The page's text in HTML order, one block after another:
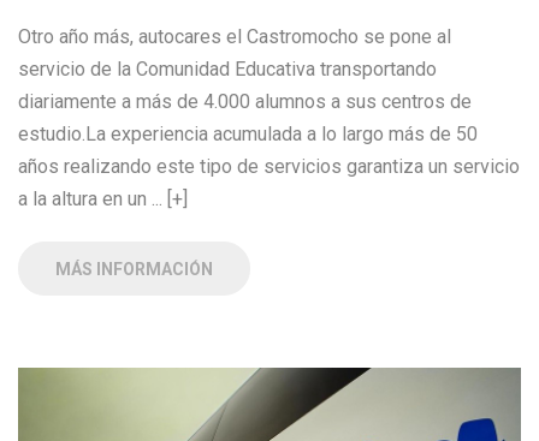
Otro año más, autocares el Castromocho se pone al
servicio de la Comunidad Educativa transportando
diariamente a más de 4.000 alumnos a sus centros de
estudio.La experiencia acumulada a lo largo más de 50
años realizando este tipo de servicios garantiza un servicio
a la altura en un ... [+]
MÁS INFORMACIÓN